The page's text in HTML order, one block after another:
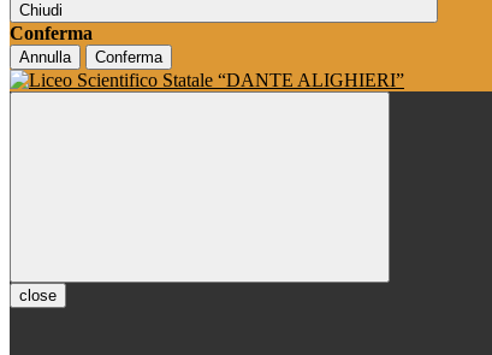
Chiudi
Conferma
Annulla Conferma
close